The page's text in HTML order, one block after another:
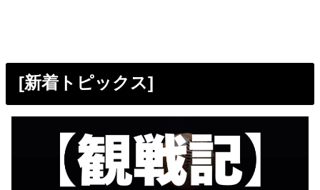
[新着トピックス]